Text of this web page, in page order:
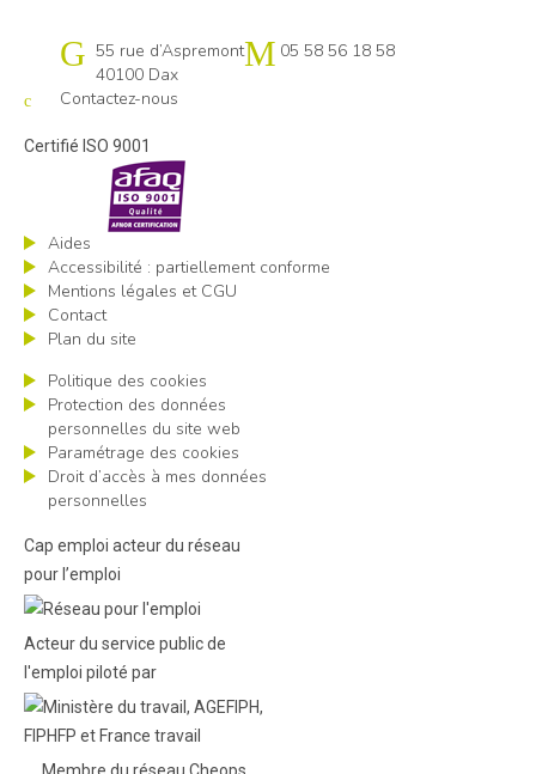
Cap emploi 40-64 Pays basque
55 rue d’Aspremont
40100 Dax
05 58 56 18 58
Contactez-nous
Certifié ISO 9001
Aides
Accessibilité : partiellement conforme
Mentions légales et CGU
Contact
Plan du site
Politique des cookies
Protection des données
personnelles du site web
Paramétrage des cookies
Droit d’accès à mes données
personnelles
Cap emploi acteur du réseau
pour l’emploi
Acteur du service public de
l'emploi piloté par